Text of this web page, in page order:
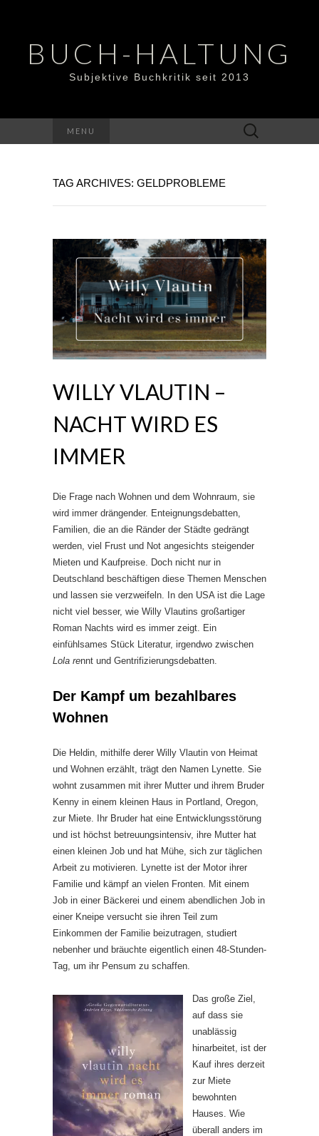
BUCH-HALTUNG
Subjektive Buchkritik seit 2013
MENU
Suchen
nach:
TAG ARCHIVES: GELDPROBLEME
WILLY VLAUTIN –
NACHT WIRD ES
IMMER
Die Frage nach Wohnen und dem Wohnraum, sie
wird immer drängender. Enteignungsdebatten,
Familien, die an die Ränder der Städte gedrängt
werden, viel Frust und Not angesichts steigender
Mieten und Kaufpreise. Doch nicht nur in
Deutschland beschäftigen diese Themen Menschen
und lassen sie verzweifeln. In den USA ist die Lage
nicht viel besser, wie Willy Vlautins großartiger
Roman Nachts wird es immer zeigt. Ein
einfühlsames Stück Literatur, irgendwo zwischen
Lola rennt und Gentrifizierungsdebatten.
Der Kampf um bezahlbares
Wohnen
Die Heldin, mithilfe derer Willy Vlautin von Heimat
und Wohnen erzählt, trägt den Namen Lynette. Sie
wohnt zusammen mit ihrer Mutter und ihrem Bruder
Kenny in einem kleinen Haus in Portland, Oregon,
zur Miete. Ihr Bruder hat eine Entwicklungsstörung
und ist höchst betreuungsintensiv, ihre Mutter hat
einen kleinen Job und hat Mühe, sich zur täglichen
Arbeit zu motivieren. Lynette ist der Motor ihrer
Familie und kämpf an vielen Fronten. Mit einem
Job in einer Bäckerei und einem abendlichen Job in
einer Kneipe versucht sie ihren Teil zum
Einkommen der Familie beizutragen, studiert
nebenher und bräuchte eigentlich einen 48-Stunden-
Tag, um ihr Pensum zu schaffen.
Das große Ziel,
auf dass sie
unablässig
hinarbeitet, ist der
Kauf ihres derzeit
zur Miete
bewohnten
Hauses. Wie
überall anders im